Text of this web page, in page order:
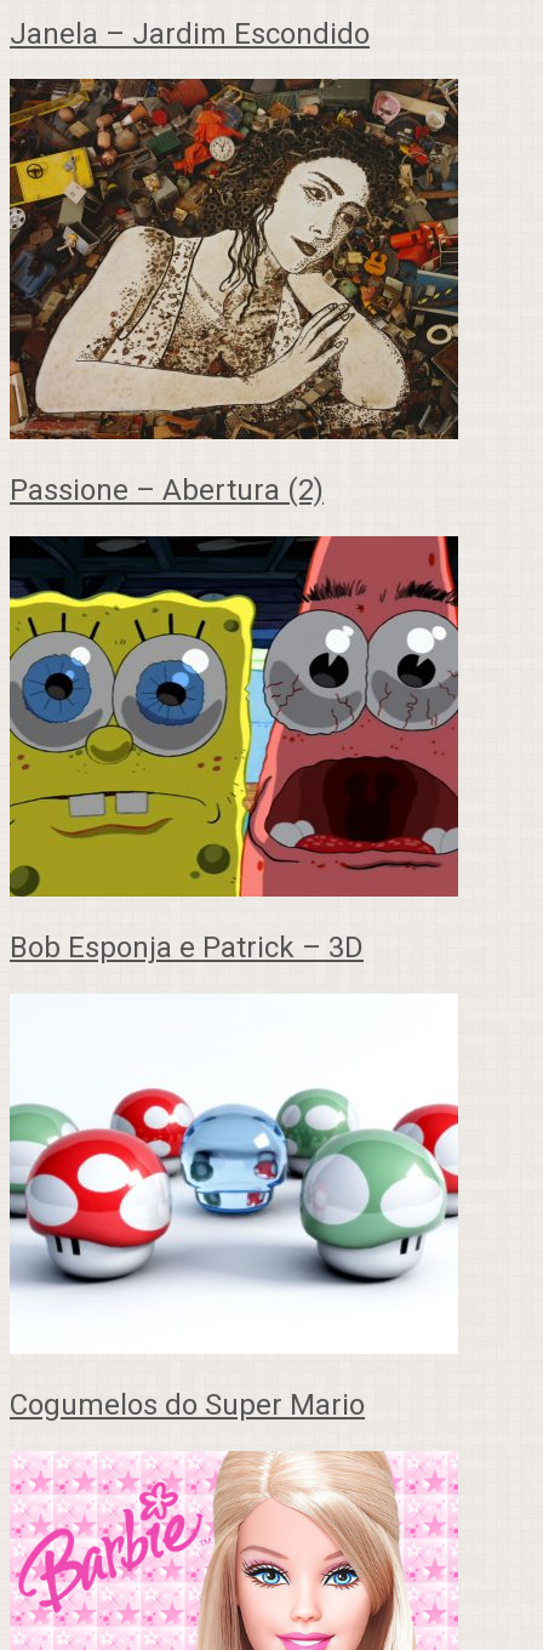
Janela – Jardim Escondido
Passione – Abertura (2)
Bob Esponja e Patrick – 3D
Cogumelos do Super Mario